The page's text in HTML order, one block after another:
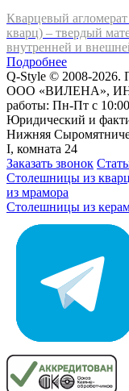
Кварцевый
кварц) – твердый
внутренней и
Подробнее
Q-Style © 2008-2026.
ООО «ВИЛЕНА», ИНН
работы: Пн-Пт с
Юридический и
Нижняя
I, комната 24
Заказать звонок
Столешницы из
из мрамора
Столешницы из